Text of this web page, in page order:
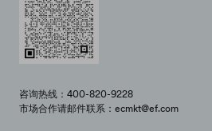
咨询热线：400-820-9228
市场合作请邮件联系：ecmkt@ef.com